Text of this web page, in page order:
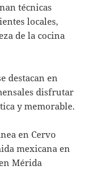
técnicas
locales,
de la cocina
destacan en
disfrutar
y memorable.
en Cervo
mexicana en
Mérida